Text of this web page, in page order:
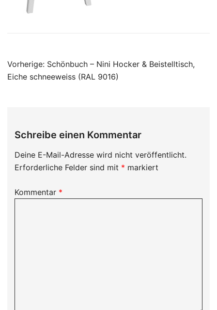
Beitragsnavigation
Vorherige: Schönbuch – Nini Hocker & Beistelltisch,
Eiche schneeweiss (RAL 9016)
Schreibe einen Kommentar
Deine E-Mail-Adresse wird nicht veröffentlicht.
Erforderliche Felder sind mit * markiert
Kommentar *